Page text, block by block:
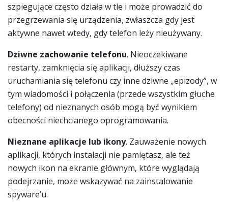
szpiegujące często działa w tle i może prowadzić do
przegrzewania się urządzenia, zwłaszcza gdy jest
aktywne nawet wtedy, gdy telefon leży nieużywany.
Dziwne zachowanie telefonu. Nieoczekiwane
restarty, zamknięcia się aplikacji, dłuższy czas
uruchamiania się telefonu czy inne dziwne „epizody”, w
tym wiadomości i połączenia (przede wszystkim głuche
telefony) od nieznanych osób mogą być wynikiem
obecności niechcianego oprogramowania.
Nieznane aplikacje lub ikony. Zauważenie nowych
aplikacji, których instalacji nie pamiętasz, ale też
nowych ikon na ekranie głównym, które wyglądają
podejrzanie, może wskazywać na zainstalowanie
spyware’u.